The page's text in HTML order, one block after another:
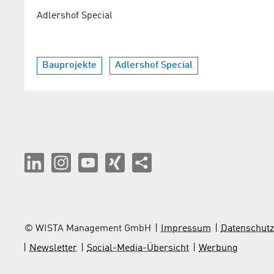
Adlershof Special
Bauprojekte Adlershof Special
© WISTA Management GmbH Impressum
Datenschutz
Newsletter
Social-Media-Übersicht Werbung